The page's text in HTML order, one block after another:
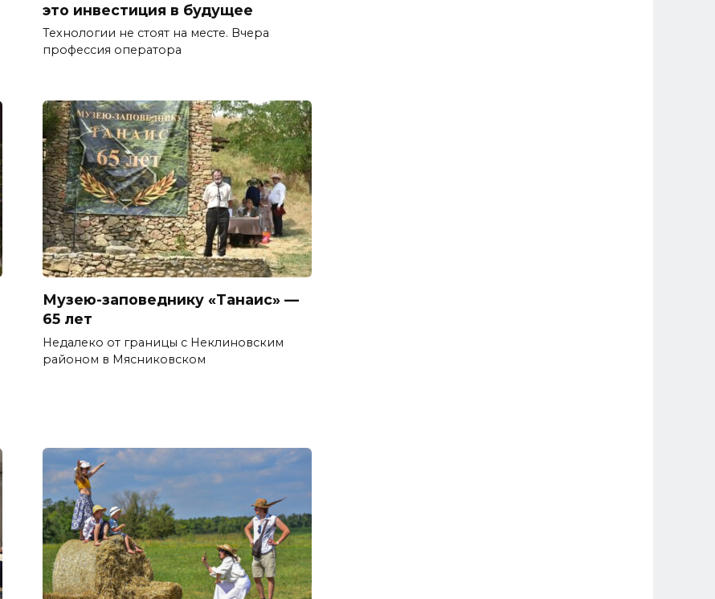
это инвестиция в будущее
Технологии не стоят на месте. Вчера
профессия оператора
Музею-заповеднику «Танаис» —
65 лет
Недалеко от границы с Неклиновским
районом в Мясниковском